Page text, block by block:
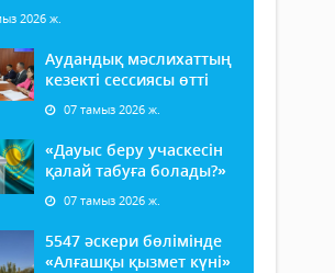
2026 ж.
Аудандық мәслихаттың
кезекті сессиясы өтті
07 тамыз 2026 ж.
«Дауыс беру учаскесін
қалай табуға болады?»
07 тамыз 2026 ж.
5547 әскери бөлімінде
«Алғашқы қызмет күні»